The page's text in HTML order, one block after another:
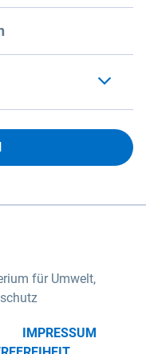
für Umwelt,
IMPRESSUM